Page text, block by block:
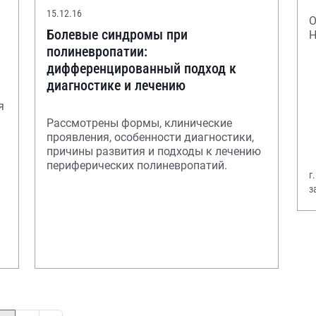
15.12.16
Болевые синдромы при
полиневропатии:
дифференцированный подход к
диагностике и лечению
Рассмотрены формы, клинические
проявления, особенности диагностики,
причины развития и подходы к лечению
периферических полиневропатий.